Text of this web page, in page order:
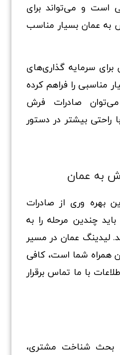
است و می‌تواند برای
عمان بسیار مناسب
سرمایه گذاری‌های
مناسبی را فراهم کرده
صادرات فرش
راحتی بیشتر در دستور
به عمان
بهره وری از صادرات
چندین مرحله را به
لیدینگ عمان در مسیر
همراه شما است، کافی
با ما تماس برقرار
بحث شناخت مشتری،